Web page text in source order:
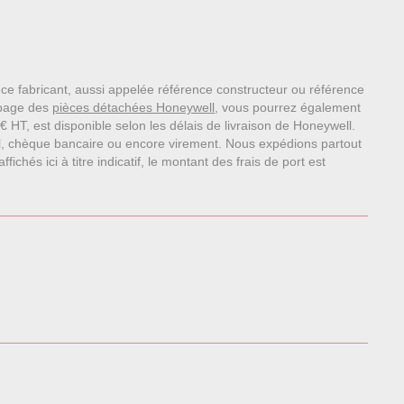
fabricant, aussi appelée référence constructeur ou référence
des pièces détachées Honeywell , vous pourrez également
est disponible selon les délais de livraison de Honeywell.
bancaire ou encore virement. Nous expédions partout
ici à titre indicatif, le montant des frais de port est